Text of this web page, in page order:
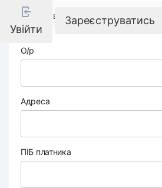
Увійти
Зареєструватись
Реквізити компанії
О/р
Адреса
ПІБ платника